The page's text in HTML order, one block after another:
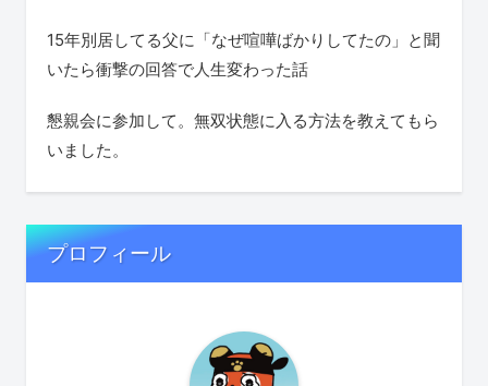
15年別居してる父に「なぜ喧嘩ばかりしてたの」と聞
いたら衝撃の回答で人生変わった話
懇親会に参加して。無双状態に入る方法を教えてもら
いました。
プロフィール